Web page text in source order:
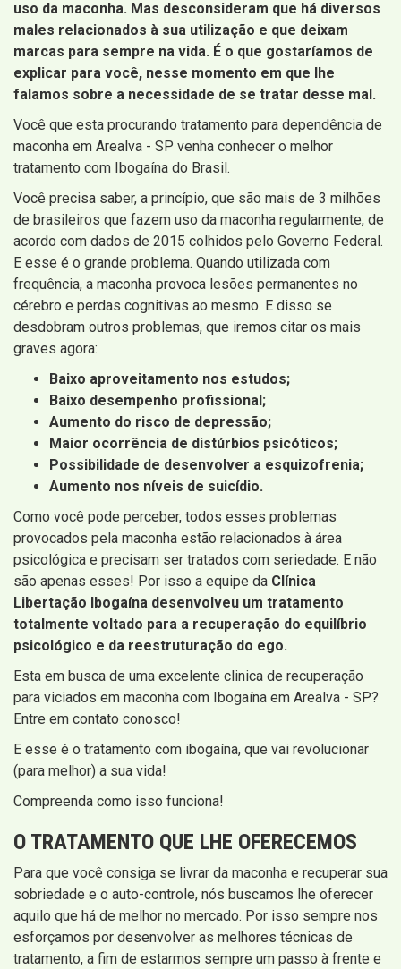
uso da maconha. Mas desconsideram que há diversos
males relacionados à sua utilização e que deixam
marcas para sempre na vida. É o que gostaríamos de
explicar para você, nesse momento em que lhe
falamos sobre a necessidade de se tratar desse mal.
Você que esta procurando tratamento para dependência de
maconha em Arealva - SP venha conhecer o melhor
tratamento com Ibogaína do Brasil.
Você precisa saber, a princípio, que são mais de 3 milhões
de brasileiros que fazem uso da maconha regularmente, de
acordo com dados de 2015 colhidos pelo Governo Federal.
E esse é o grande problema. Quando utilizada com
frequência, a maconha provoca lesões permanentes no
cérebro e perdas cognitivas ao mesmo. E disso se
desdobram outros problemas, que iremos citar os mais
graves agora:
Baixo aproveitamento nos estudos;
Baixo desempenho profissional;
Aumento do risco de depressão;
Maior ocorrência de distúrbios psicóticos;
Possibilidade de desenvolver a esquizofrenia;
Aumento nos níveis de suicídio.
Como você pode perceber, todos esses problemas
provocados pela maconha estão relacionados à área
psicológica e precisam ser tratados com seriedade. E não
são apenas esses! Por isso a equipe da Clínica
Libertação Ibogaína desenvolveu um tratamento
totalmente voltado para a recuperação do equilíbrio
psicológico e da reestruturação do ego.
Esta em busca de uma excelente clinica de recuperação
para viciados em maconha com Ibogaína em Arealva - SP?
Entre em contato conosco!
E esse é o tratamento com ibogaína, que vai revolucionar
(para melhor) a sua vida!
Compreenda como isso funciona!
O TRATAMENTO QUE LHE OFERECEMOS
Para que você consiga se livrar da maconha e recuperar sua
sobriedade e o auto-controle, nós buscamos lhe oferecer
aquilo que há de melhor no mercado. Por isso sempre nos
esforçamos por desenvolver as melhores técnicas de
tratamento, a fim de estarmos sempre um passo à frente e